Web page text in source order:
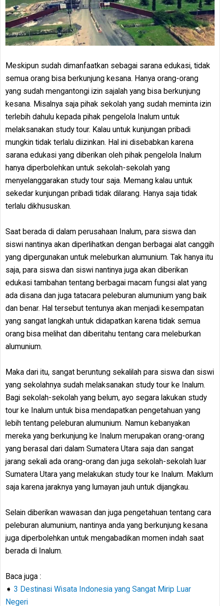
Meskipun sudah dimanfaatkan sebagai sarana edukasi, tidak
semua orang bisa berkunjung kesana. Hanya orang-orang
yang sudah mengantongi izin sajalah yang bisa berkunjung
kesana. Misalnya saja pihak sekolah yang sudah meminta izin
terlebih dahulu kepada pihak pengelola Inalum untuk
melaksanakan study tour. Kalau untuk kunjungan pribadi
mungkin tidak terlalu diizinkan. Hal ini disebabkan karena
sarana edukasi yang diberikan oleh pihak pengelola Inalum
hanya diperbolehkan untuk sekolah-sekolah yang
menyelanggarakan study tour saja. Memang kalau untuk
sekedar kunjungan pribadi tidak dilarang. Hanya saja tidak
terlalu dikhususkan.
Saat berada di dalam perusahaan Inalum, para siswa dan
siswi nantinya akan diperlihatkan dengan berbagai alat canggih
yang dipergunakan untuk meleburkan alumunium. Tak hanya itu
saja, para siswa dan siswi nantinya juga akan diberikan
edukasi tambahan tentang berbagai macam fungsi alat yang
ada disana dan juga tatacara peleburan alumunium yang baik
dan benar. Hal tersebut tentunya akan menjadi kesempatan
yang sangat langkah untuk didapatkan karena tidak semua
orang bisa melihat dan diberitahu tentang cara meleburkan
alumunium.
Maka dari itu, sangat beruntung sekalilah para siswa dan siswi
yang sekolahnya sudah melaksanakan study tour ke Inalum.
Bagi sekolah-sekolah yang belum, ayo segara lakukan study
tour ke Inalum untuk bisa mendapatkan pengetahuan yang
lebih tentang peleburan alumunium. Namun kebanyakan
mereka yang berkunjung ke Inalum merupakan orang-orang
yang berasal dari dalam Sumatera Utara saja dan sangat
jarang sekali ada orang-orang dan juga sekolah-sekolah luar
Sumatera Utara yang melakukan study tour ke Inalum. Maklum
saja karena jaraknya yang lumayan jauh untuk dijangkau.
Selain diberikan wawasan dan juga pengetahuan tentang cara
peleburan alumunium, nantinya anda yang berkunjung kesana
juga diperbolehkan untuk mengabadikan momen indah saat
berada di Inalum.
Baca juga :
➧ 3 Destinasi Wisata Indonesia yang Sangat Mirip Luar
Negeri